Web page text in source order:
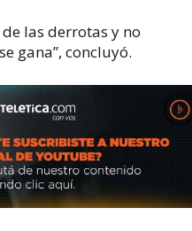
las derrotas y no
gana”, concluyó.